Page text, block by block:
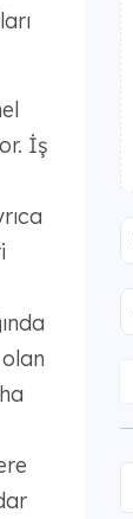
İş